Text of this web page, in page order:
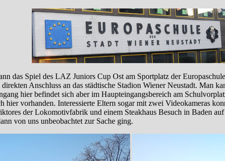
das Spiel des LAZ Juniors Cup Ost am Sportplatz der
Anschluss an das städtische Stadion Wiener Neustadt. Man
hier befindet sich aber im Haupteingangsbereich am
vorhanden. Interessierte Eltern sogar mit zwei Videokameras
der Lokomotivfabrik und einem Steakhaus Besuch in Baden
von uns unbeobachtet zur Sache ging.